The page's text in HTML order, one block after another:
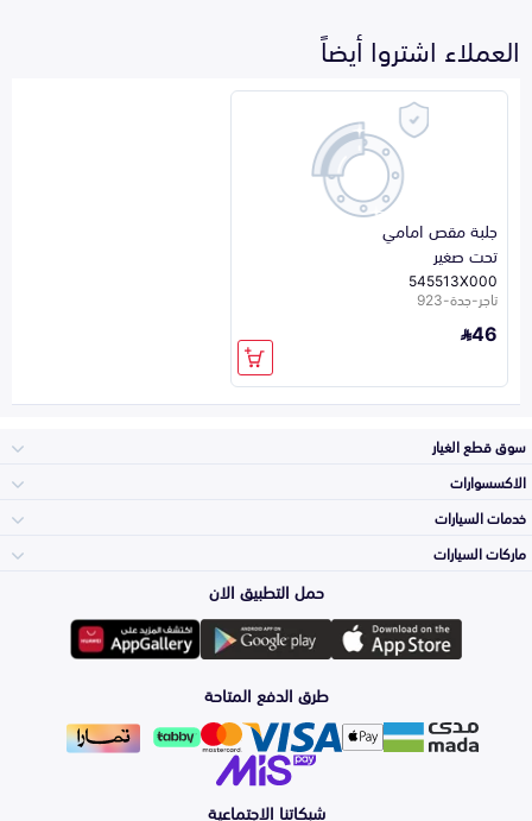
العملاء اشتروا أيضاً
جلبة مقص امامي
تحت صغير
545513X000
تاجر-جدة-923
46
سوق قطع الغيار
المكائن، القيرات
وملحقاتها
الشمعات
والاصطبات (الاضاءة)
الفرامل والأقمشة
الاكسسوارات
لوازم الرحلات
اكسسوارات العناية
خدمات السيارات
الأكثر مبيعاً
التلميع والعناية
ماركات السيارات
Toyota
Hyundai
Kia
حمل التطبيق الان
طرق الدفع المتاحة
شبكاتنا الاجتماعية